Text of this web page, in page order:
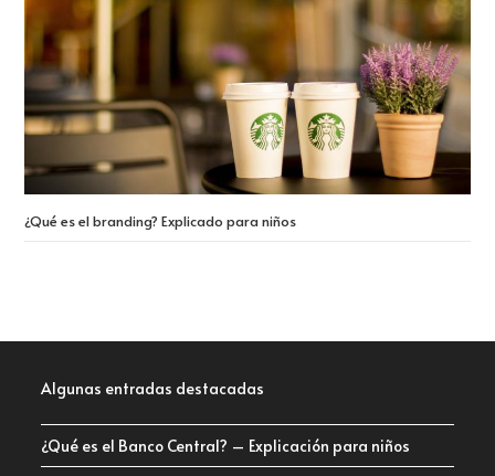
¿Qué es el branding? Explicado para niños
Algunas entradas destacadas
¿Qué es el Banco Central? – Explicación para niños